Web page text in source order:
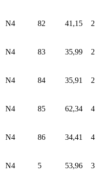
N4 82 41,15 2
N4 83 35,99 2
N4 84 35,91 2
N4 85 62,34 4
N4 86 34,41 4
N4 5 53,96 3